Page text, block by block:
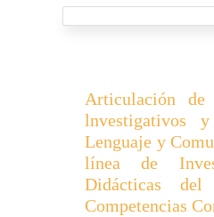
Articulación de
lnvestigativos
Lenguaje y
línea de
Didácticas
Competencias